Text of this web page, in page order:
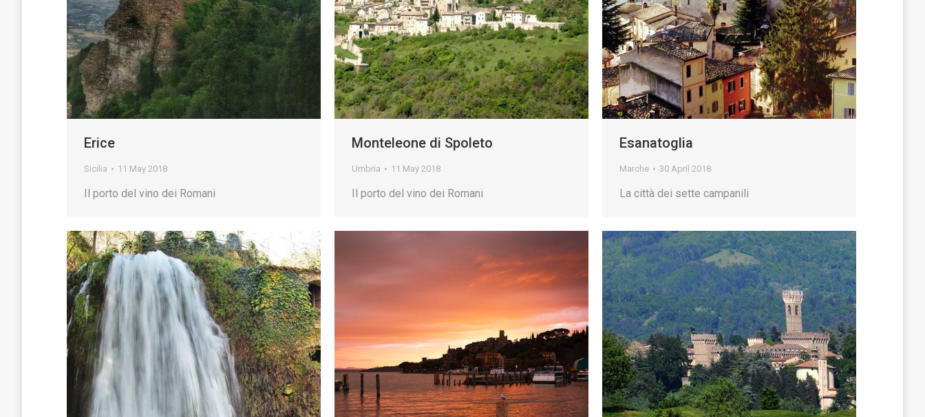
Erice
Sicilia 11 May 2018
Il porto del vino dei Romani
Monteleone di Spoleto
Umbria 11 May 2018
Il porto del vino dei Romani
Esanatoglia
Marche 30 April 2018
La città dei sette campanili